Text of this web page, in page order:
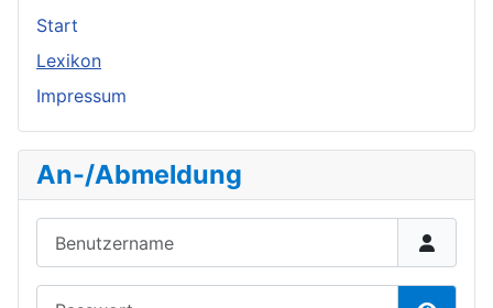
Start
Lexikon
Impressum
An-/Abmeldung